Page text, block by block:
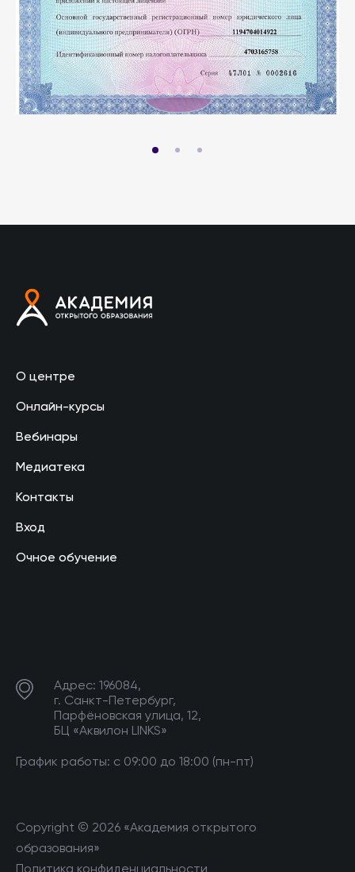
О центре
Онлайн-курсы
Вебинары
Медиатека
Контакты
Вход
Очное обучение
Адрес: 196084,
г. Санкт-Петербург,
Парфёновская улица, 12,
БЦ «Аквилон LINKS»
График работы: с 09:00 до 18:00 (пн-пт)
Copyright © 2026 «Академия открытого
образования»